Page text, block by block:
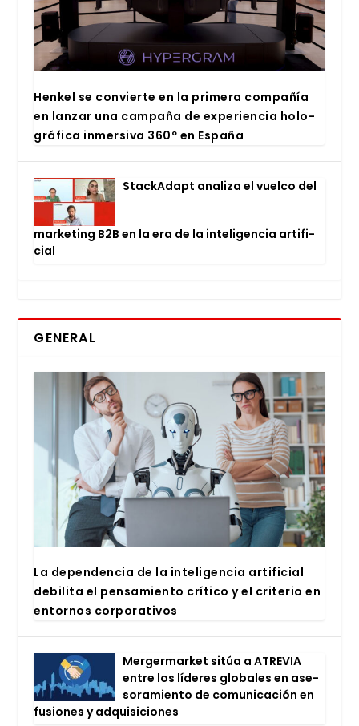
Hen­kel se con­vier­te en la pri­me­ra com­pa­ñía
en lan­zar una cam­pa­ña de expe­rien­cia holo­
grá­fi­ca inmer­si­va 360º en Espa­ña
Stac­kA­dapt ana­li­za el vuel­co del
mar­ke­ting B2B en la era de la inte­li­gen­cia arti­fi­
cial
GENERAL
La depen­den­cia de la inte­li­gen­cia arti­fi­cial
debi­li­ta el pen­sa­mien­to crí­ti­co y el cri­te­rio en
entor­nos cor­po­ra­ti­vos
Mer­ger­mar­ket sitúa a ATRE­VIA
entre los líde­res glo­ba­les en ase­
so­ra­mien­to de comu­ni­ca­ción en
fusio­nes y adqui­si­cio­nes